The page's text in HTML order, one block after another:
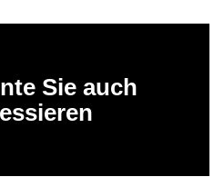
Sie auch